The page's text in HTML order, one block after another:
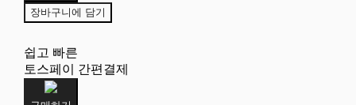
장바구니에 담기
쉽고 빠른
토스페이 간편결제